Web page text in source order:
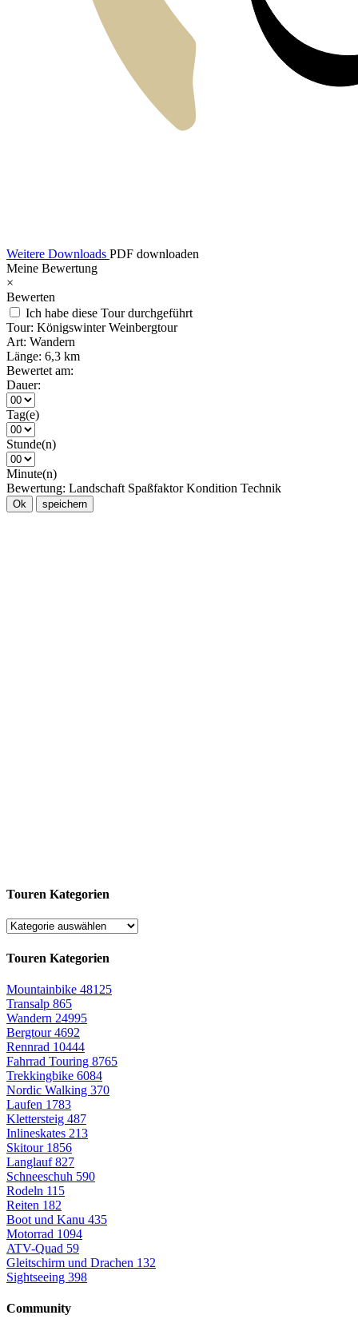
Weitere Downloads PDF downloaden
Meine Bewertung
×
Bewerten
Ich habe diese Tour durchgeführt
Tour: Königswinter Weinbergtour
Art: Wandern
Länge: 6,3 km
Bewertet am:
Dauer:
Tag(e)
Stunde(n)
Minute(n)
Bewertung: Landschaft Spaßfaktor Kondition Technik
Ok speichern
Touren Kategorien
Touren Kategorien
Mountainbike 48125
Transalp 865
Wandern 24995
Bergtour4692
Rennrad 10444
Fahrrad Touring 8765
Trekkingbike 6084
Nordic Walking 370
Laufen 1783
Klettersteig 487
Inlineskates 213
Skitour 1856
Langlauf827
Schneeschuh 590
Rodeln 115
Reiten 182
Boot und Kanu 435
Motorrad 1094
ATV-Quad 59
Gleitschirm und Drachen 132
Sightseeing 398
Community